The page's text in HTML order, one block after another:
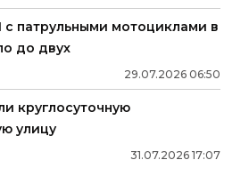
патрульными мотоциклами в
до двух
29.07.2026 06:50
круглосуточную
улицу
31.07.2026 17:07